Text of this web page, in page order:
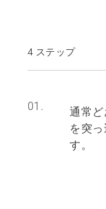
4 ステップ
01.
通常
を突
す。